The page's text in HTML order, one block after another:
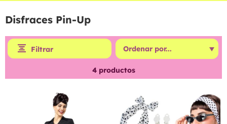
Disfraces Pin-Up
Filtrar
4productos